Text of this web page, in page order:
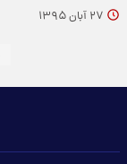
۲۷ آبان ۱۳۹۵